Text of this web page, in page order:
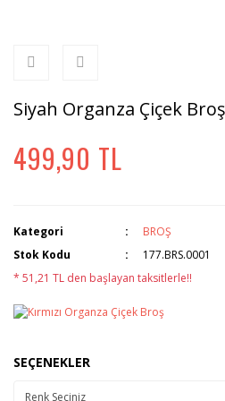
Siyah Organza Çiçek Broş
499,90 TL
Kategori
BROŞ
Stok Kodu
177.BRS.0001
* 51,21 TL den başlayan taksitlerle!!
SEÇENEKLER